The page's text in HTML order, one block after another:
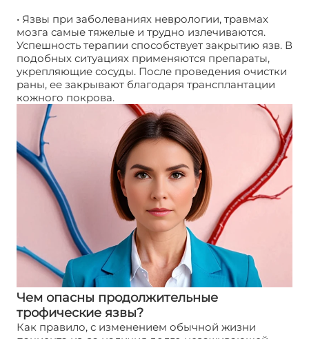
• Язвы при заболеваниях неврологии, травмах
мозга самые тяжелые и трудно излечиваются.
Успешность терапии способствует закрытию язв. В
подобных ситуациях применяются препараты,
укрепляющие сосуды. После проведения очистки
раны, ее закрывают благодаря трансплантации
кожного покрова.
Чем опасны продолжительные
трофические язвы?
Как правило, с изменением обычной жизни